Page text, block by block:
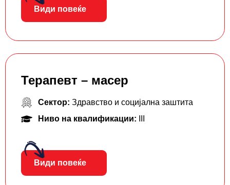
Види повеќе
Терапевт – масер
Сектор: Здравство и социјална заштита
Ниво на квалификации:
Види повеќе